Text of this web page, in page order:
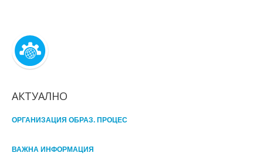
АКТУАЛНО
ОРГАНИЗАЦИЯ ОБРАЗ. ПРОЦЕС
ВАЖНА ИНФОРМАЦИЯ